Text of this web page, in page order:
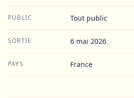
PUBLIC Tout public
SORTIE 6 mai 2026
PAYS France